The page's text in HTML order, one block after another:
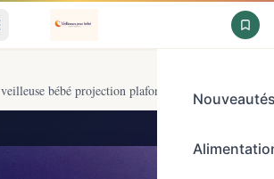
veilleuse bébé projection plafond Infantino